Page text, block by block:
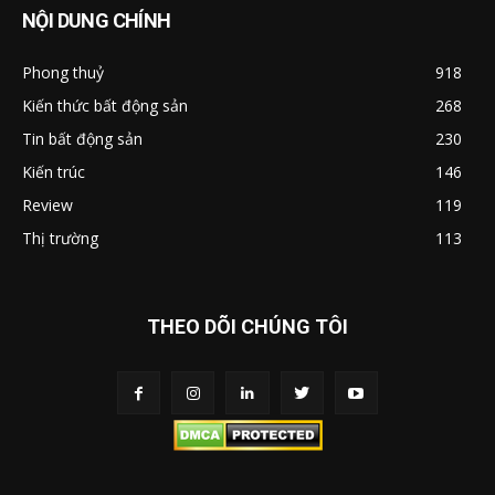
NỘI DUNG CHÍNH
Phong thuỷ
918
Kiến thức bất động sản
268
Tin bất động sản
230
Kiến trúc
146
Review
119
Thị trường
113
THEO DÕI CHÚNG TÔI